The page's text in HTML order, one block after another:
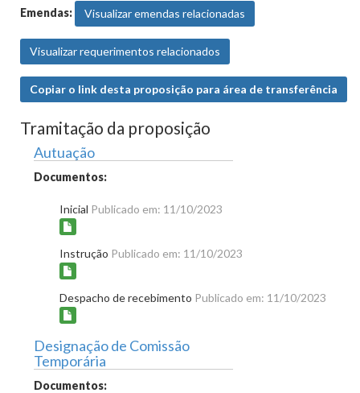
Emendas: Visualizar emendas relacionadas
Visualizar requerimentos relacionados
Copiar o link desta proposição para área de transferência
Tramitação da proposição
Autuação
Documentos:
Inicial Publicado em: 11/10/2023
Instrução Publicado em: 11/10/2023
Despacho de recebimento Publicado em: 11/10/2023
Designação de Comissão
Temporária
Documentos: